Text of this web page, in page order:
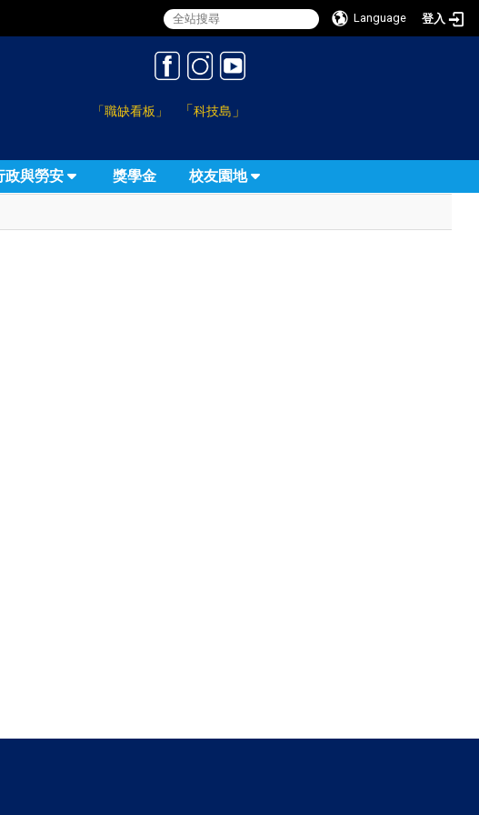
Language 登入
「職缺看板」 「科技島 」
政與勞安 獎學金 校友園地